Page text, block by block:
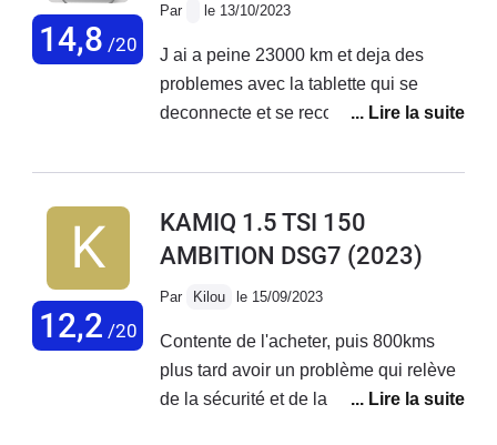
14,8 /20
Par le 13/10/2023
J ai a peine 23000 km et deja des
problemes avec la tablette qui se
deconnecte et se reconnecte de facon
camera de recul,de la radio,du gps .et
avec l ecran qui s allume et s
eteint...Reponse de skoda il faut
12,2 /20
KAMIQ 1.5 TSI 150
AMBITION DSG7 (2023)
Par Kilou le 15/09/2023
Contente de l'acheter, puis 800kms
plus tard avoir un problème qui relève
de la sécurité et de la responsabilité